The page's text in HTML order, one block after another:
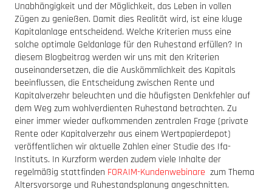
Unabhängigkeit und der Möglichkeit, das Leben in vollen
Zügen zu genießen. Damit dies Realität wird, ist eine kluge
Kapitalanlage entscheidend. Welche Kriterien muss eine
solche optimale Geldanlage für den Ruhestand erfüllen? In
diesem Blogbeitrag werden wir uns mit den Kriterien
auseinandersetzen, die die Auskömmlichkeit des Kapitals
beeinflussen, die Entscheidung zwischen Rente und
Kapitalverzehr beleuchten und die häufigsten Denkfehler auf
dem Weg zum wohlverdienten Ruhestand betrachten. Zu
einer immer wieder aufkommenden zentralen Frage (private
Rente oder Kapitalverzehr aus einem Wertpapierdepot)
veröffentlichen wir aktuelle Zahlen einer Studie des Ifa-
Instituts. In Kurzform werden zudem viele Inhalte der
regelmäßig stattfinden FORAIM-Kundenwebinare zum Thema
Altersvorsorge und Ruhestandsplanung angeschnitten.